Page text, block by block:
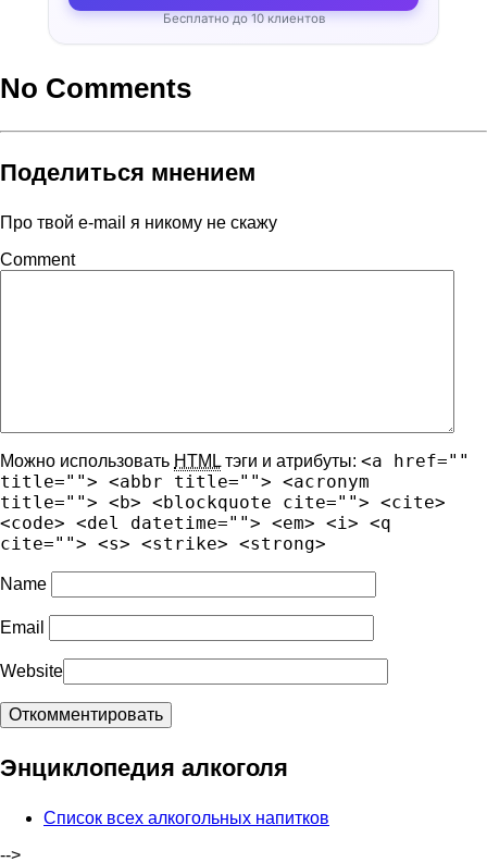
Бесплатно до 10 клиентов
No Comments
Поделиться мнением
Про твой e-mail я никому не скажу
Comment
Можно использовать HTML тэги и атрибуты: <a href=""
title=""> <abbr title=""> <acronym
title=""> <b> <blockquote cite=""> <cite>
<code> <del datetime=""> <em> <i> <q
cite=""> <s> <strike> <strong>
Name
Email
Website
Энциклопедия алкоголя
Список всех алкогольных напитков
-->